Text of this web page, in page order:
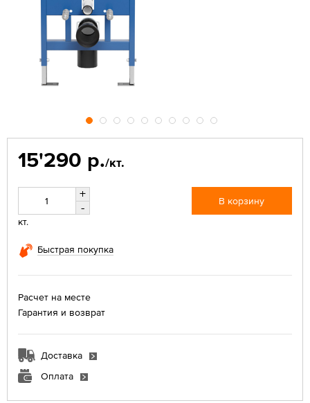
15'290 р./кт.
+
-
кт.
В корзину
Быстрая покупка
Расчет на месте
Гарантия и возврат
Доставка
Оплата